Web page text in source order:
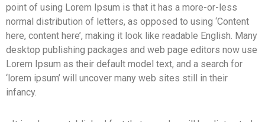
point of using Lorem Ipsum is that it has a more-or-less
normal distribution of letters, as opposed to using ‘Content
here, content here’, making it look like readable English. Many
desktop publishing packages and web page editors now use
Lorem Ipsum as their default model text, and a search for
‘lorem ipsum’ will uncover many web sites still in their
infancy.